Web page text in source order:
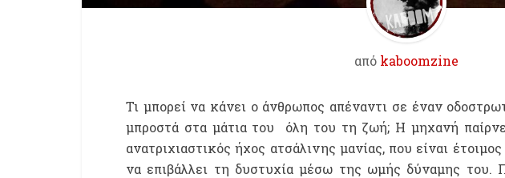
από kaboomzine
Τι μπορεί να κάνει ο άνθρωπος απέναντι σε έναν
μπροστά στα μάτια του όλη του τη ζωή; Η μηχανή
ανατριχιαστικός ήχος ατσάλινης μανίας, που είναι
να επιβάλλει τη δυστυχία μέσω της ωμής δύναμης του.